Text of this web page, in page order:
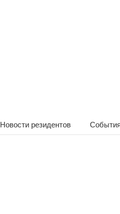
Новости резидентов